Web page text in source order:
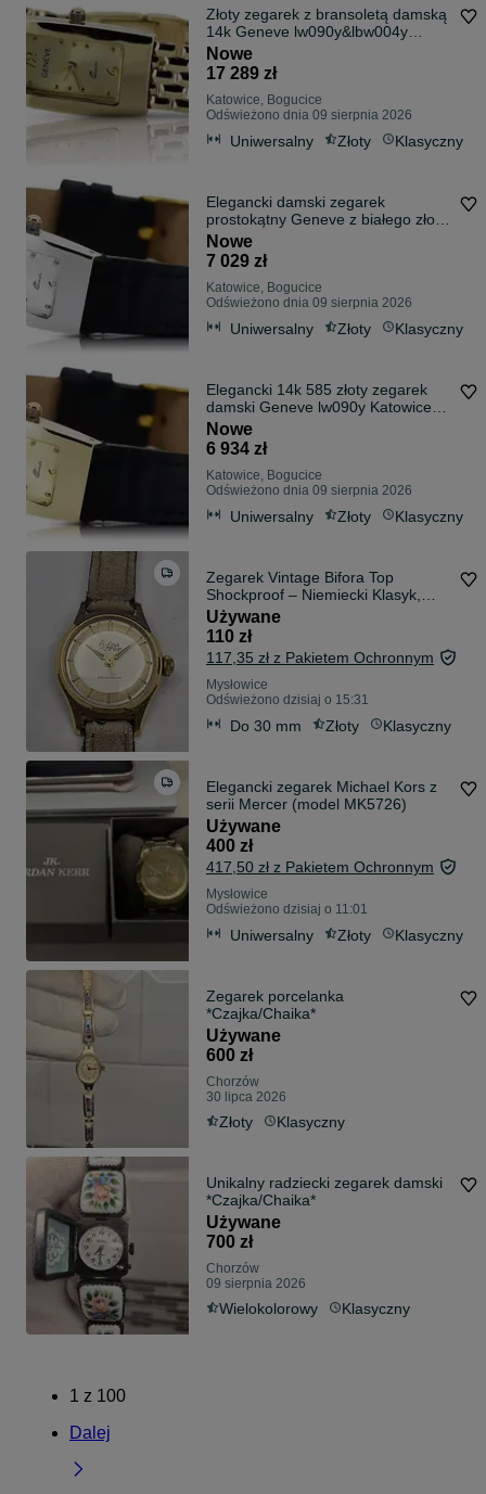
Złoty zegarek z bransoletą damską
14k Geneve lw090y&lbw004y
Katowice Śląsk biżuteria
Nowe
17 289 zł
Katowice, Bogucice
Odświeżono dnia 09 sierpnia 2026
Uniwersalny Złoty Klasyczny
Elegancki damski zegarek
prostokątny Geneve z białego złota
14k 585 lw090w Katowice Śląsk
biżuteria
Nowe
7 029 zł
Katowice, Bogucice
Odświeżono dnia 09 sierpnia 2026
Uniwersalny Złoty Klasyczny
Elegancki 14k 585 złoty zegarek
damski Geneve lw090y Katowice
Śląsk biżuteria
Nowe
6 934 zł
Katowice, Bogucice
Odświeżono dnia 09 sierpnia 2026
Uniwersalny Złoty Klasyczny
Zegarek Vintage Bifora Top
Shockproof – Niemiecki Klasyk,
Klasyczny
Używane
110 zł
117,35 zł z Pakietem Ochronnym
Mysłowice
Odświeżono dzisiaj o 15:31
Do 30 mm Złoty Klasyczny
Elegancki zegarek Michael Kors z
serii Mercer (model MK5726)
Używane
400 zł
417,50 zł z Pakietem Ochronnym
Mysłowice
Odświeżono dzisiaj o 11:01
Uniwersalny Złoty Klasyczny
Zegarek porcelanka
*Czajka/Chaika*
Używane
600 zł
Chorzów
30 lipca 2026
Złoty Klasyczny
Unikalny radziecki zegarek damski
*Czajka/Chaika*
Używane
700 zł
Chorzów
09 sierpnia 2026
Wielokolorowy Klasyczny
1 z 100
Dalej